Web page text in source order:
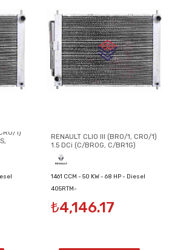
1)
RENAULT CLIO III (BR0/1, CR0/1)
1.5 DCi (C/BR0G, C/BR1G)
1461 CCM - 50 KW - 68 HP - Diesel
405RTM-
8200134606/8200149953/8200289181
₺4,146.17